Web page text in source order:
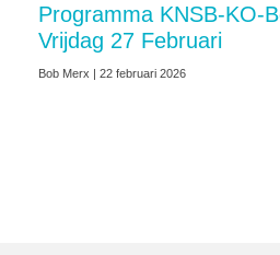
Programma KNSB-KO-
Vrijdag 27 Februari
Bob Merx 22 februari 2026